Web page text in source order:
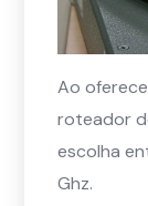
Ao
roteador
escolha
Ghz.